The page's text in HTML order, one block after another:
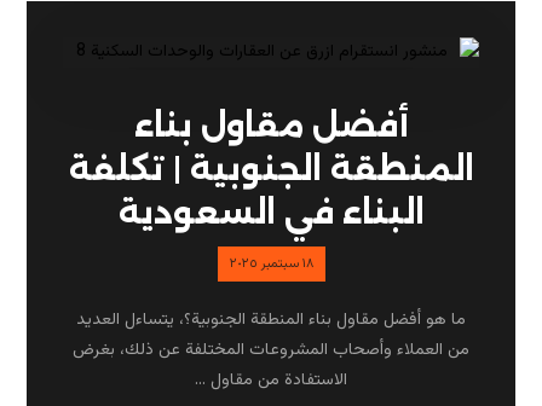
أفضل مقاول بناء
المنطقة الجنوبية | تكلفة
البناء في السعودية
١٨ سبتمبر ٢٠٢٥
ما هو أفضل مقاول بناء المنطقة الجنوبية؟، يتساءل العديد
من العملاء وأصحاب المشروعات المختلفة عن ذلك، بغرض
الاستفادة من مقاول ...